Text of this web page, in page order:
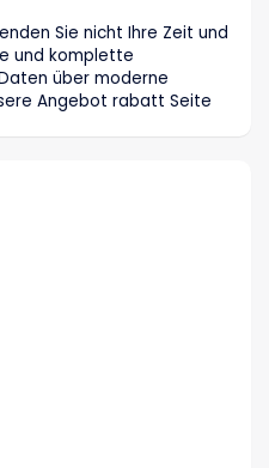
Sie nicht Ihre Zeit und
und komplette
über moderne
Angebot rabatt Seite